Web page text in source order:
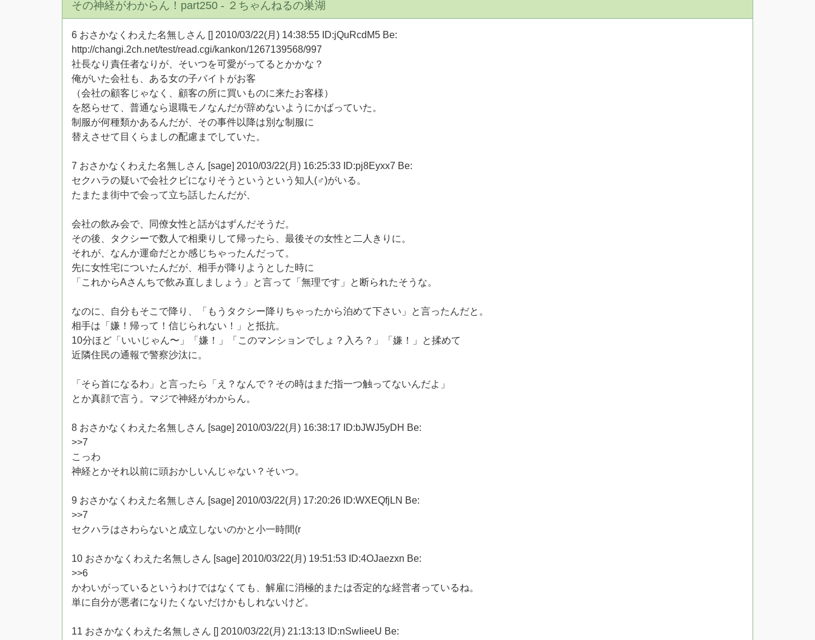
その神経がわからん！part250 - ２ちゃんねるの巣湖
6 おさかなくわえた名無しさん [] 2010/03/22(月) 14:38:55 ID:jQuRcdM5 Be:
http://changi.2ch.net/test/read.cgi/kankon/1267139568/997
社長なり責任者なりが、そいつを可愛がってるとかかな？
俺がいた会社も、ある女の子バイトがお客
（会社の顧客じゃなく、顧客の所に買いものに来たお客様）
を怒らせて、普通なら退職モノなんだが辞めないようにかばっていた。
制服が何種類かあるんだが、その事件以降は別な制服に
替えさせて目くらましの配慮までしていた。
7 おさかなくわえた名無しさん [sage] 2010/03/22(月) 16:25:33 ID:pj8Eyxx7 Be:
セクハラの疑いで会社クビになりそうというという知人(♂)がいる。
たまたま街中で会って立ち話したんだが、
会社の飲み会で、同僚女性と話がはずんだそうだ。
その後、タクシーで数人で相乗りして帰ったら、最後その女性と二人きりに。
それが、なんか運命だとか感じちゃったんだって。
先に女性宅についたんだが、相手が降りようとした時に
「これからAさんちで飲み直しましょう」と言って「無理です」と断られたそうな。
なのに、自分もそこで降り、「もうタクシー降りちゃったから泊めて下さい」と言ったんだと。
相手は「嫌！帰って！信じられない！」と抵抗。
10分ほど「いいじゃん〜」「嫌！」「このマンションでしょ？入ろ？」「嫌！」と揉めて
近隣住民の通報で警察沙汰に。
「そら首になるわ」と言ったら「え？なんで？その時はまだ指一つ触ってないんだよ」
とか真顔で言う。マジで神経がわからん。
8 おさかなくわえた名無しさん [sage] 2010/03/22(月) 16:38:17 ID:bJWJ5yDH Be:
>>7
こっわ
神経とかそれ以前に頭おかしいんじゃない？そいつ。
9 おさかなくわえた名無しさん [sage] 2010/03/22(月) 17:20:26 ID:WXEQfjLN Be:
>>7
セクハラはさわらないと成立しないのかと小一時間(r
10 おさかなくわえた名無しさん [sage] 2010/03/22(月) 19:51:53 ID:4OJaezxn Be:
>>6
かわいがっているというわけではなくても、解雇に消極的または否定的な経営者っているね。
単に自分が悪者になりたくないだけかもしれないけど。
11 おさかなくわえた名無しさん [] 2010/03/22(月) 21:13:13 ID:nSwIieeU Be: